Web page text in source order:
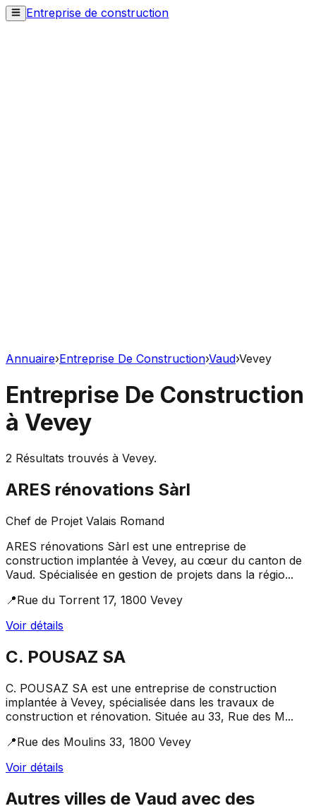
Entreprise de construction
Annuaire›Entreprise De Construction›Vaud›Vevey
Entreprise De Construction
à Vevey
2 Résultats trouvés à Vevey.
ARES rénovations Sàrl
Chef de Projet Valais Romand
ARES rénovations Sàrl est une entreprise de
construction implantée à Vevey, au cœur du canton de
Vaud. Spécialisée en gestion de projets dans la régio...
📍Rue du Torrent 17, 1800 Vevey
Voir détails
C. POUSAZ SA
C. POUSAZ SA est une entreprise de construction
implantée à Vevey, spécialisée dans les travaux de
construction et rénovation. Située au 33, Rue des M...
📍Rue des Moulins 33, 1800 Vevey
Voir détails
Autres villes de Vaud avec des